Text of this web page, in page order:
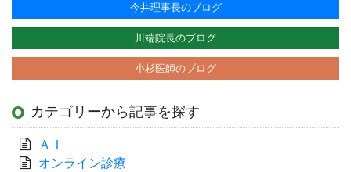
今井理事長のブログ
川端院長のブログ
小杉医師のブログ
カテゴリーから記事を探す
ＡＩ
オンライン診療